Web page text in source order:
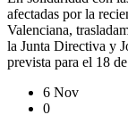
afectadas por la
Valenciana,
la Junta Directiva y
prevista para el 18
6 Nov
0